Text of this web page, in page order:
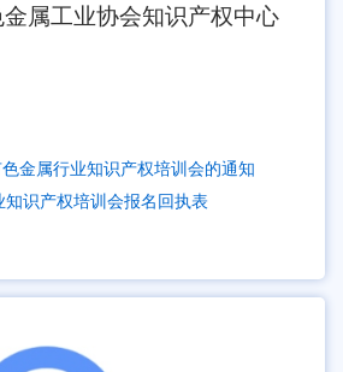
属工业协会知识产权中心
金属行业知识产权培训会的通知
知识产权培训会报名回执表